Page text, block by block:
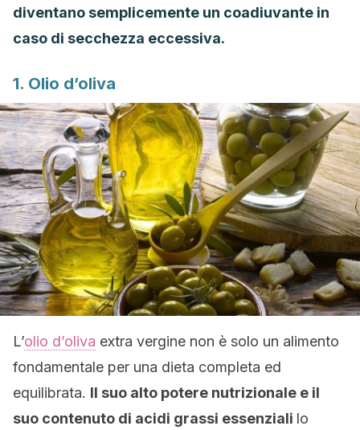
diventano semplicemente un coadiuvante in
caso di secchezza eccessiva.
1. Olio d’oliva
L’olio d’oliva extra vergine non è solo un alimento
fondamentale per una dieta completa ed
equilibrata. Il suo alto potere nutrizionale e il
suo contenuto di acidi grassi essenziali lo